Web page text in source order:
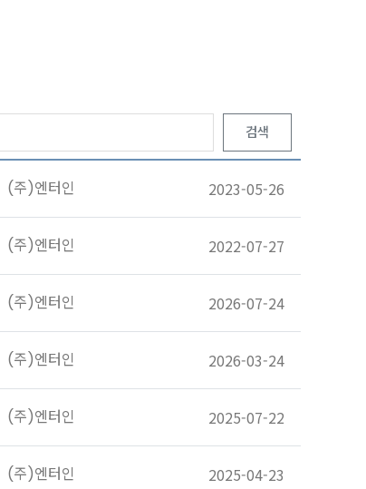
검색
(주)엔터인 2023-05-26
(주)엔터인 2022-07-27
(주)엔터인 2026-07-24
(주)엔터인 2026-03-24
(주)엔터인 2025-07-22
(주)엔터인 2025-04-23